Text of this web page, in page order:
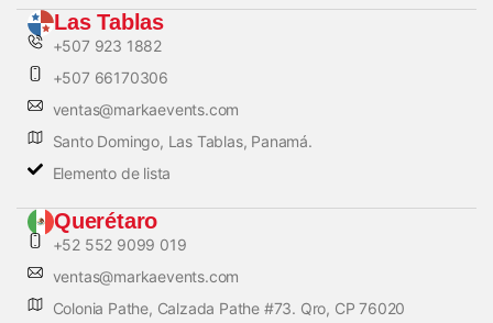
Las Tablas
+507 923 1882
+507 66170306
ventas@markaevents.com
Santo Domingo, Las Tablas, Panamá.
Elemento de lista
Querétaro
+52 552 9099 019
ventas@markaevents.com
Colonia Pathe, Calzada Pathe #73. Qro, CP 76020